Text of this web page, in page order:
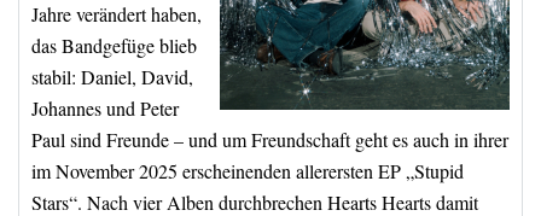
Jahre verändert haben,
das Bandgefüge blieb
stabil: Daniel, David,
Johannes und Peter
Paul sind Freunde – und um Freundschaft geht es auch in ihrer
im November 2025 erscheinenden allerersten EP „Stupid
Stars“. Nach vier Alben durchbrechen Hearts Hearts damit